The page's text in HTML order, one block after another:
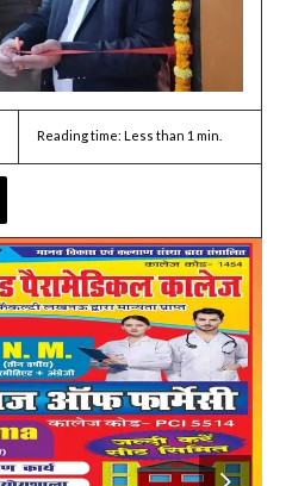
Reading time: Less than 1min.